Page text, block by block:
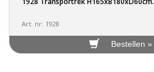
Art. nr: 1928
Bestellen »